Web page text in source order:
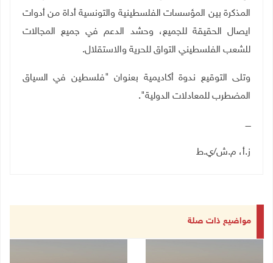
المذكرة بين المؤسسات الفلسطينية والتونسية أداة من أدوات
ايصال الحقيقة للجميع، وحشد الدعم في جميع المجالات
للشعب الفلسطيني التواق للحرية والاستقلال.
وتلى التوقيع ندوة أكاديمية بعنوان "فلسطين في السياق
المضطرب للمعادلات الدولية".
ــــ
ز.أ، م.ش/ي.ط
مواضيع ذات صلة